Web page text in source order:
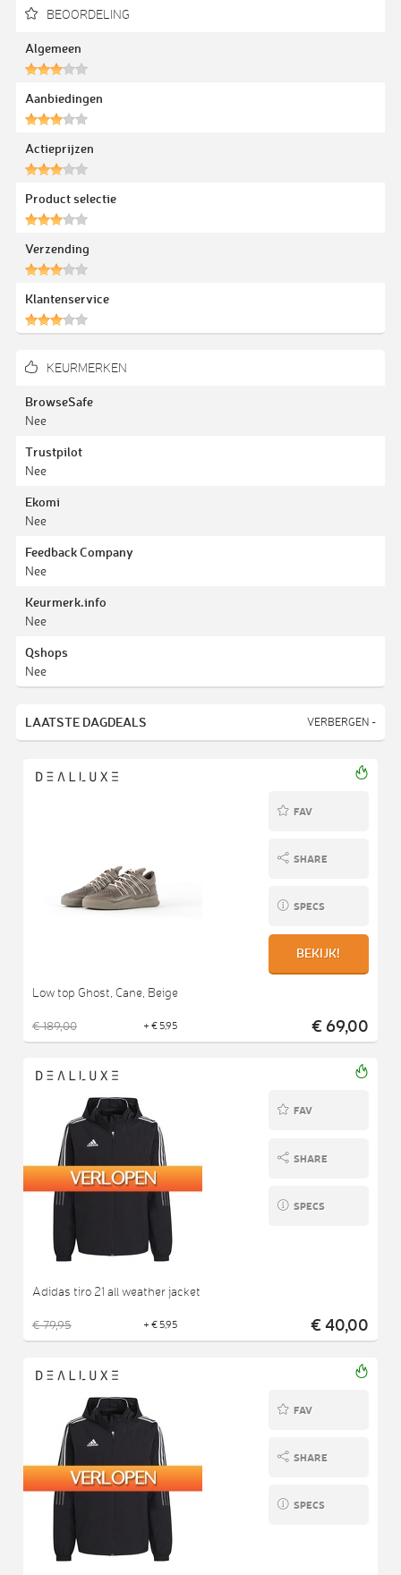
BEOORDELING
Algemeen
Aanbiedingen
Actieprijzen
Product selectie
Verzending
Klantenservice
KEURMERKEN
BrowseSafe
Nee
Trustpilot
Nee
Ekomi
Nee
Feedback Company
Nee
Keurmerk.info
Nee
Qshops
Nee
LAATSTE DAGDEALS VERBERGEN -
FAV
SHARE
SPECS
BEKIJK!
Low top Ghost, Cane, Beige
€ 189,00 + € 5,95 € 69,00
FAV
SHARE
SPECS
Adidas tiro 21 all weather jacket
€ 79,95 + € 5,95 € 40,00
FAV
SHARE
SPECS